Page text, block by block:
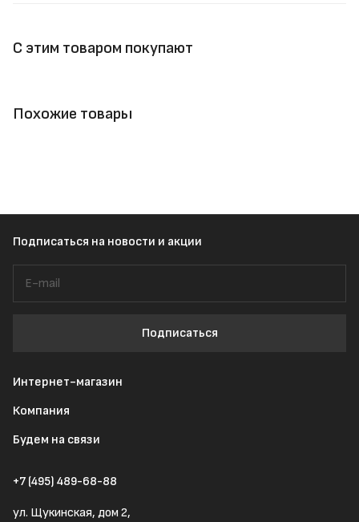
С этим товаром покупают
Похожие товары
Подписаться на новости и акции
Подписаться
Интернет-магазин
Компания
Будем на связи
+7 (495) 489-68-88
ул. Щукинская, дом 2,